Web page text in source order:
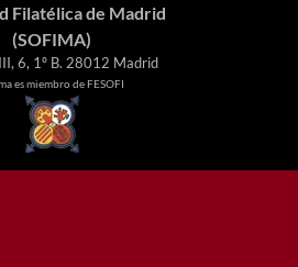
Filatélica de Madrid
(SOFIMA)
6, 1º B. 28012 Madrid
es miembro de FESOFI